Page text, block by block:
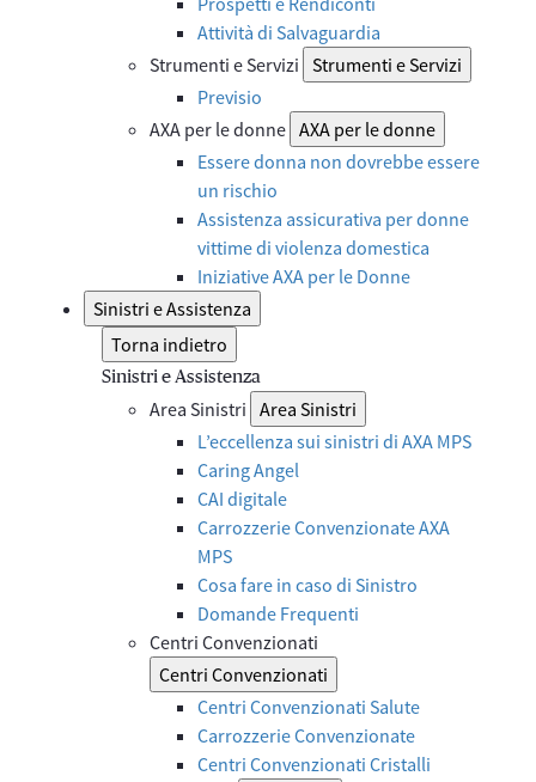
Attività di Salvaguardia
Strumenti e Servizi Strumenti e Servizi
Previsio
AXA per le donne AXA per le donne
Essere donna non dovrebbe essere
un rischio
Assistenza assicurativa per donne
vittime di violenza domestica
Iniziative AXA per le Donne
Sinistri e Assistenza
Torna indietro
Sinistri e Assistenza
Area Sinistri Area Sinistri
L’eccellenza sui sinistri di AXA MPS
Caring Angel
CAI digitale
Carrozzerie Convenzionate AXA
MPS
Cosa fare in caso di Sinistro
Domande Frequenti
Centri Convenzionati
Centri Convenzionati
Centri Convenzionati Salute
Carrozzerie Convenzionate
Centri Convenzionati Cristalli